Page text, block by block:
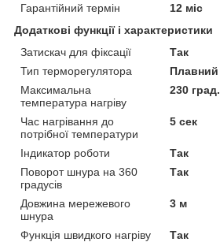
Гарантійний термін
12 міс
Додаткові функції і характеристики
Затискач для фіксації
Так
Тип терморегулятора
Плавний
Максимальна
температура нагріву
230 град.
Час нагрівання до
потрібної температури
5 сек
Індикатор роботи
Так
Поворот шнура на 360
градусів
Так
Довжина мережевого
шнура
3 м
Функція швидкого нагріву
Так